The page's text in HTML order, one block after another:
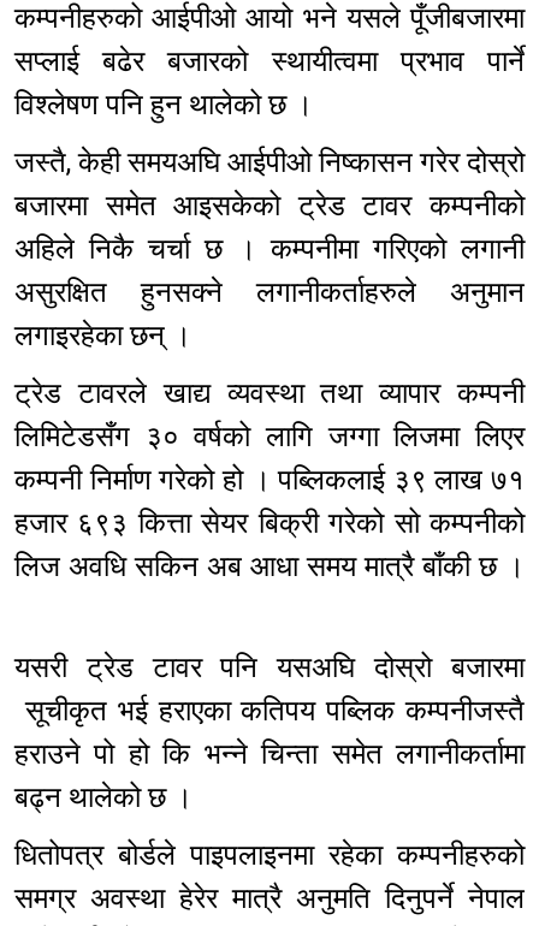
कम्पनीहरुको आईपीओ आयो भने यसले पूँजीबजारमा
सप्लाई बढेर बजारको स्थायीत्वमा प्रभाव पार्ने
विश्लेषण पनि हुन थालेको छ ।
जस्तै, केही समयअघि आईपीओ निष्कासन गरेर दोस्रो
बजारमा समेत आइसकेको ट्रेड टावर कम्पनीको
अहिले निकै चर्चा छ । कम्पनीमा गरिएको लगानी
असुरक्षित हुनसक्ने लगानीकर्ताहरुले अनुमान
लगाइरहेका छन् ।
ट्रेड टावरले खाद्य व्यवस्था तथा व्यापार कम्पनी
लिमिटेडसँग ३० वर्षको लागि जग्गा लिजमा लिएर
कम्पनी निर्माण गरेको हो । पब्लिकलाई ३९ लाख ७१
हजार ६९३ कित्ता सेयर बिक्री गरेको सो कम्पनीको
लिज अवधि सकिन अब आधा समय मात्रै बाँकी छ ।
यसरी ट्रेड टावर पनि यसअघि दोस्रो बजारमा
सूचीकृत भई हराएका कतिपय पब्लिक कम्पनीजस्तै
हराउने पो हो कि भन्ने चिन्ता समेत लगानीकर्तामा
बढ्न थालेको छ ।
धितोपत्र बोर्डले पाइपलाइनमा रहेका कम्पनीहरुको
समग्र अवस्था हेरेर मात्रै अनुमति दिनुपर्ने नेपाल